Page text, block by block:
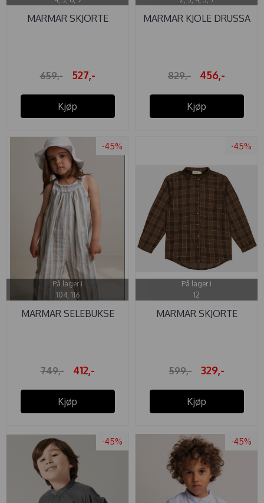
MARMAR SKJORTE
659,- 527,-
Kjøp
MARMAR KJOLE DRUSSA
829,- 456,-
Kjøp
-45%
På lager i
104, 116
MARMAR SELEBUKSE
749,- 412,-
Kjøp
-45%
På lager i
12
MARMAR SKJORTE
599,- 329,-
Kjøp
-45% -45%